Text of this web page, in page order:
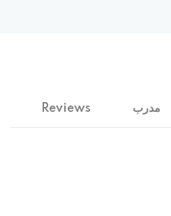
مدرب Reviews